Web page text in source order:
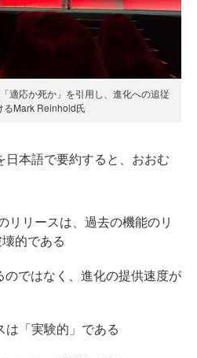
適応か死か」を引用し、進化への追従
るMark Reinhold氏
本語で要約すると、おおむ
リリースは、過去の機能のリ
的である
ではなく、進化の提供速度が
は「実験的」である